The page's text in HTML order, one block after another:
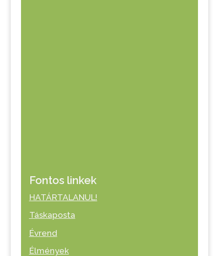
Fontos linkek
HATÁRTALANUL!
Táskaposta
Évrend
Élmények